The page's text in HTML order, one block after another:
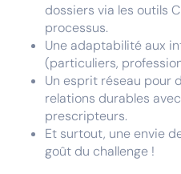
dossiers via les outils
processus.
Une adaptabilité aux
(particuliers,
Un esprit réseau pour
relations durables
prescripteurs.
Et surtout, une envie
goût du challenge !